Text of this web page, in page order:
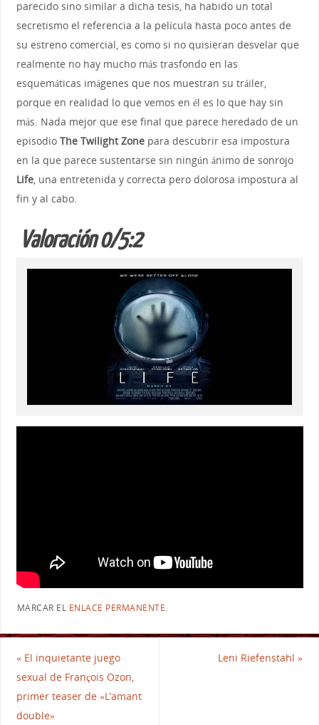
parecido sino similar a dicha tesis, ha habido un total
secretismo el referencia a la película hasta poco antes de
su estreno comercial, es como si no quisieran desvelar que
realmente no hay mucho más trasfondo en las
esquemáticas imágenes que nos muestran su tráiler,
porque en realidad lo que vemos en él es lo que hay sin
más. Nada mejor que ese final que parece heredado de un
episodio The Twilight Zonepara descubrir esa impostura
en la que parece sustentarse sin ningún ánimo de sonrojo
Life, una entretenida y correcta pero dolorosa impostura al
fin y al cabo.
Valoración 0/5:2
MARCAR EL ENLACE PERMANENTE.
«El inquietante juego
sexual de François Ozon,
primer teaser de «L’amant
double»
Leni Riefenstahl»